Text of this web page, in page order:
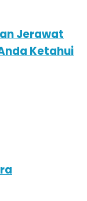
Jerawat
Ketahui